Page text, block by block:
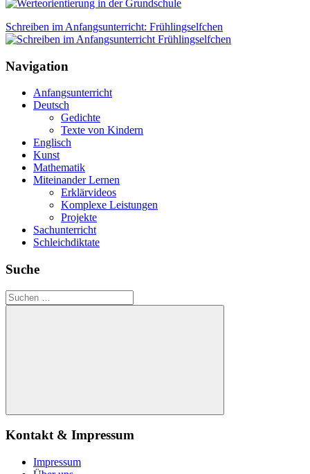
Schreiben im Anfangsunterricht: Frühlingselfchen
Navigation
Anfangsunterricht
Deutsch
Gedichte
Texte von Kindern
Englisch
Kunst
Mathematik
Miteinander Lernen
Erklärvideos
Komplexe Leistungen
Projekte
Sachunterricht
Schleichdiktate
Suche
Suchen
nach:
Suchen
Kontakt & Impressum
Impressum